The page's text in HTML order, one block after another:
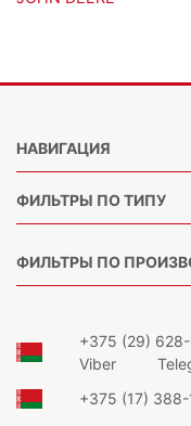
НАВИГАЦИЯ
ФИЛЬТРЫ ПО ТИПУ
ФИЛЬТРЫ ПО
+375 (29)
Viber
+375 (17)